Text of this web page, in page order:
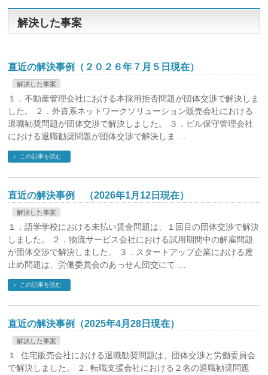
解決した事案
直近の解決事例（２０２６年７月５日現在）
解決した事案
１．不動産管理会社における本採用拒否問題が団体交渉で解決しま
した。 ２．外資系ネットワークソリューション販売会社における
退職勧奨問題が団体交渉で解決しました。 ３．ビル保守管理会社
における退職勧奨問題が団体交渉で解決しま …
この記事を読む
直近の解決事例 （2026年1月12日現在）
解決した事案
１．語学学校における未払い賃金問題は、１回目の団体交渉で解決
しました。 ２．物流サービス会社における試用期間中の解雇問題
が団体交渉で解決しました。 ３．スタートアップ企業における雇
止め問題は、労働委員会のあっせん団交にて …
この記事を読む
直近の解決事例（2025年4月28日現在）
解決した事案
１. 住宅販売会社における退職勧奨問題は、団体交渉と労働委員会
で解決しました。 ２. 転職支援会社における２名の退職勧奨問題